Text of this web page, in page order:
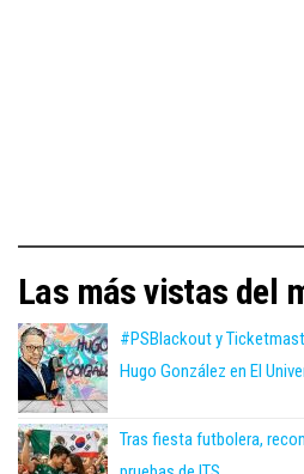
Las más vistas del
#PSBlackout y
Hugo González en El
Tras fiesta futbolera,